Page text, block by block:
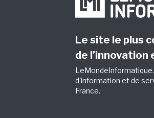
Le site le plus
de l’innovation
d'information et de
France.